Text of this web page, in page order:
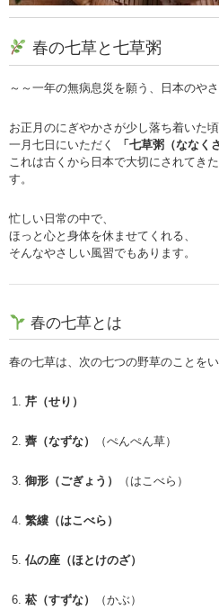
春の七草と七草粥
～～一年の無病息災を願う、日本のや
お正月のにぎやかさが少し落ち着いた頃
一月七日にいただく
「七草粥（ななく
これは古くから日本で大切にされてき
す。
忙しい日常の中で、
ほっと心と身体を休ませてくれる、
そんなやさしい風習でもあります。
春の七草とは
春の七草は、次の七つの野草のことをい
芹（せり）
薺（なずな） （ぺんぺん草）
御形（ごぎょう） （はこべら）
繁縷（はこべら）
仏の座（ほとけのざ）
菘（すずな） （かぶ）